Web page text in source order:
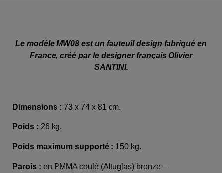
Le modèle MW08 est un fauteuil design fabriqué en
France, créé par le designer français Olivier
SANTINI.
Dimensions : 73 x 74 x 81 cm.
Poids : 26 kg.
Poids maximum supporté : 150 kg.
Parois : en PMMA coulé (Altuglas) bronze –